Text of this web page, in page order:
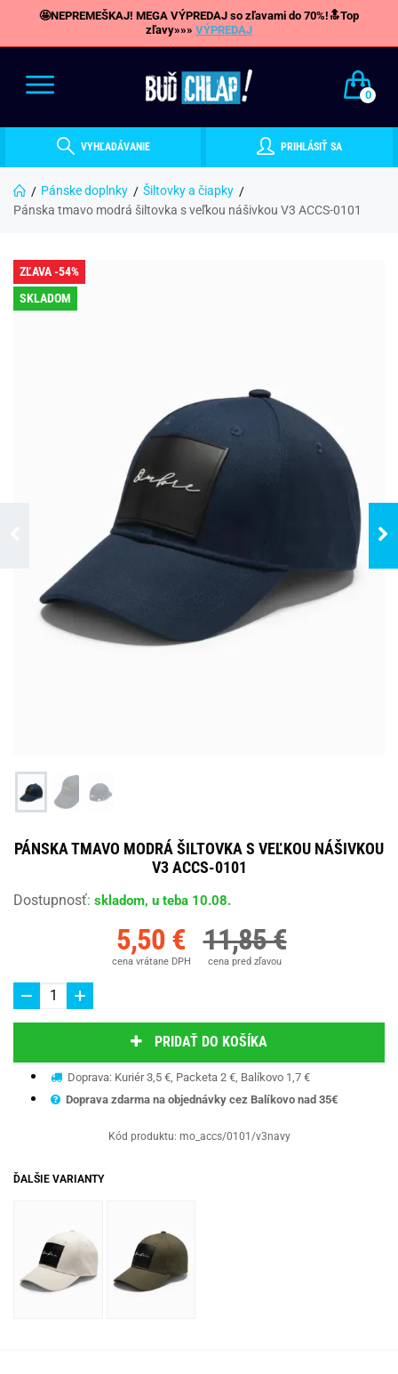
🤩NEPREMEŠKAJ! MEGA VÝPREDAJ so zľavami do 70%!🔝Top
zľavy»»» VÝPREDAJ
0
VYHĽADÁVANIE PRIHLÁSIŤ SA
Pánske doplnky
Šiltovky a čiapky
Pánska tmavo modrá šiltovka s veľkou nášivkou V3 ACCS-0101
ZĽAVA -54%
SKLADOM
PÁNSKA TMAVO MODRÁ ŠILTOVKA S VEĽKOU NÁŠIVKOU
V3 ACCS-0101
Dostupnosť: skladom, u teba 10.08.
5,50 €
cena vrátane DPH
11,85 €
cena pred zľavou
PRIDAŤ DO KOŠÍKA
Doprava: Kuriér 3,5 €, Packeta 2 €, Balíkovo 1,7 €
Doprava zdarma na objednávky cez Balíkovo nad 35€
Kód produktu: mo_accs/0101/v3navy
ĎALŠIE VARIANTY